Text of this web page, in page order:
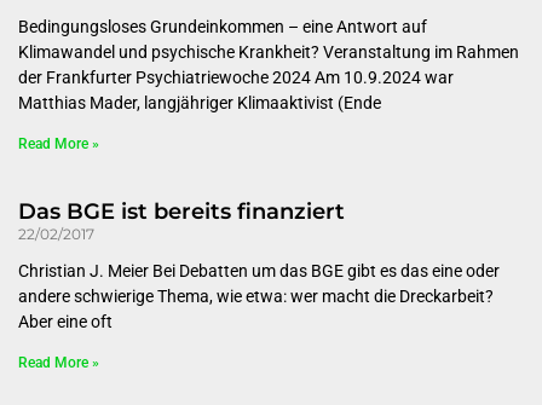
Bedingungsloses Grundeinkommen – eine Antwort auf
Klimawandel und psychische Krankheit? Veranstaltung im Rahmen
der Frankfurter Psychiatriewoche 2024 Am 10.9.2024 war
Matthias Mader, langjähriger Klimaaktivist (Ende
Read More »
Das BGE ist bereits finanziert
22/02/2017
Christian J. Meier Bei Debatten um das BGE gibt es das eine oder
andere schwierige Thema, wie etwa: wer macht die Dreckarbeit?
Aber eine oft
Read More »